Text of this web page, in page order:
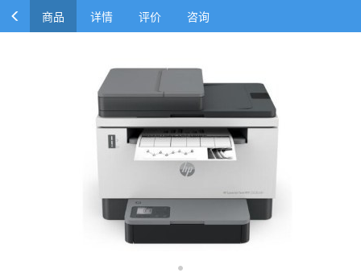
商品 详情 评价 咨询